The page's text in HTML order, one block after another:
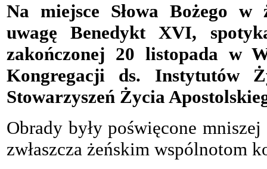
Na miejsce Słowa Bożego w
uwagę Benedykt XVI,
zakończonej 20 listopada w
Kongregacji ds. Instytutów
Stowarzyszeń Życia
Obrady były poświęcone
zwłaszcza żeńskim wspólnotom